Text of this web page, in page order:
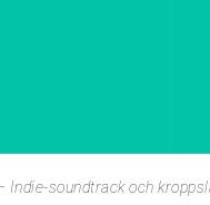
Indie-soundtrack och